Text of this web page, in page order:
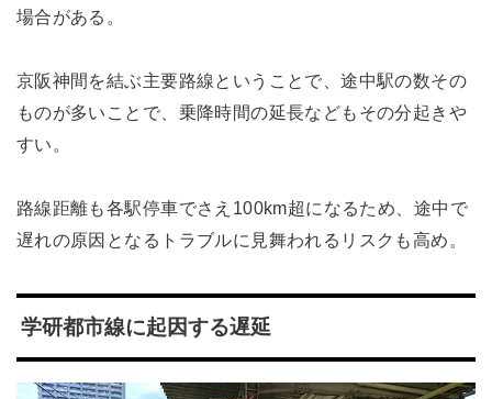
場合がある。
京阪神間を結ぶ主要路線ということで、途中駅の数その
ものが多いことで、乗降時間の延長などもその分起きや
すい。
路線距離も各駅停車でさえ100km超になるため、途中で
遅れの原因となるトラブルに見舞われるリスクも高め。
学研都市線に起因する遅延